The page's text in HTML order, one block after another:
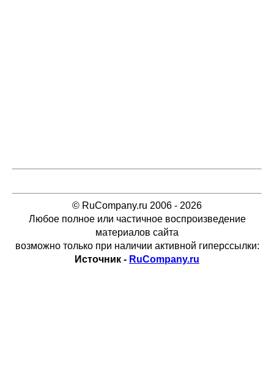
© RuCompany.ru 2006 - 2026
Любое полное или частичное воспроизведение
материалов сайта
возможно только при наличии активной гиперссылки:
Источник - RuCompany.ru